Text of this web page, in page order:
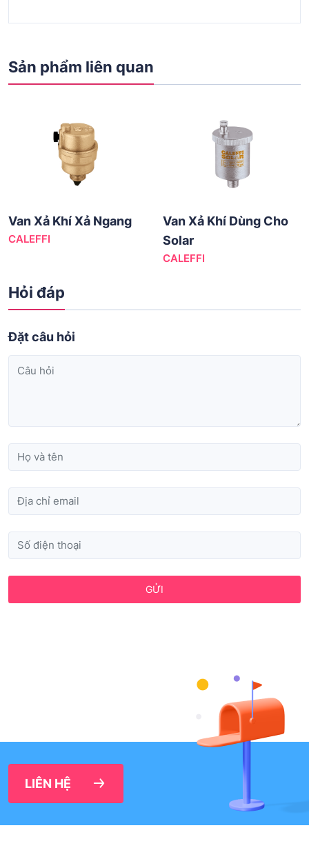
Sản phẩm liên quan
Van Xả Khí Xả Ngang
CALEFFI
Van Xả Khí Dùng Cho
Solar
CALEFFI
Hỏi đáp
Đặt câu hỏi
GỬI
LIÊN HỆ